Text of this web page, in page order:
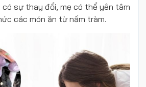
có sự thay đổi, mẹ có thể yên tâm
các món ăn từ nấm tràm.